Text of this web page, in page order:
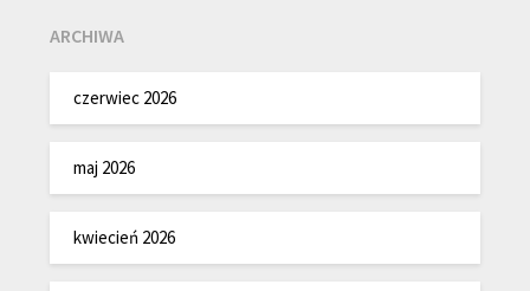
ARCHIWA
czerwiec 2026
maj 2026
kwiecień 2026